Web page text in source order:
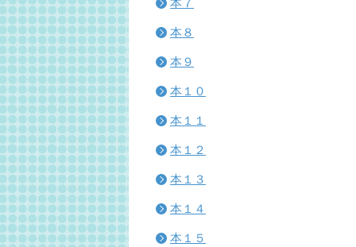
本７
本８
本９
本１０
本１１
本１２
本１３
本１４
本１５